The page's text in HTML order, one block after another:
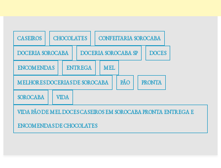
CASEIROS CHOCOLATES CONFEITARIA SOROCABA
DOCERIA SOROCABA DOCERIA SOROCABA SP DOCES
ENCOMENDAS ENTREGA MEL
MELHORES DOCERIAS DE SOROCABA PÃO PRONTA
SOROCABA VIDA
VIDA PÃO DE MEL DOCES CASEIROS EM SOROCABA PRONTA ENTREGA E
ENCOMENDAS DE CHOCOLATES